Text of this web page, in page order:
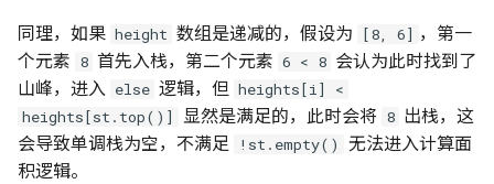
同理，如果 height 数组是递减的，假设为 [8, 6] ，第一
个元素 8 首先入栈，第二个元素 6 < 8 会认为此时找到了
山峰，进入 else 逻辑，但 heights[i] <
heights[st.top()]
显然是满足的，此时会将 8 出栈，这
会导致单调栈为空，不满足
!st.empty()
无法进入计算面
积逻辑。